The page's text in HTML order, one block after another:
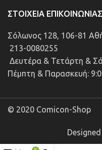
ΣΤΟΙΧΕΊΑ ΕΠΙΚΟΙΝΩΝΊΑΣ
Σόλωνος 128, 106-81
213-0080255
Δευτέρα & Τετάρτη &
Πέμπτη & Παρασκευή:
© 2020 Comicon-Shop